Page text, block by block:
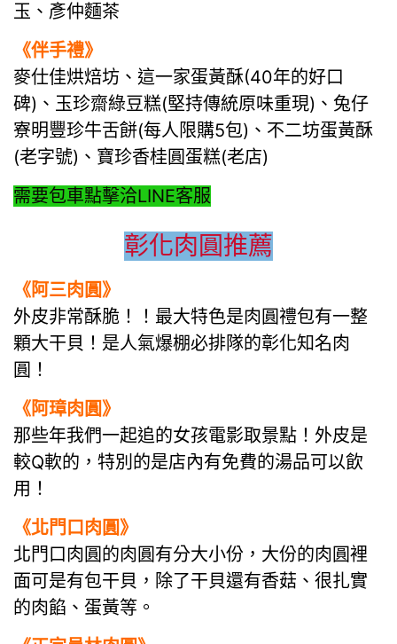
玉、彥仲麵茶
《伴手禮》
麥仕佳烘焙坊、這一家蛋黃酥(40年的好口
碑)、玉珍齋綠豆糕(堅持傳統原味重現)、兔仔
寮明豐珍牛舌餅(每人限購5包)、不二坊蛋黃酥
(老字號)、寶珍香桂圓蛋糕(老店)
需要包車點擊洽LINE客服
彰化肉圓推薦
《阿三肉圓》
外皮非常酥脆！！最大特色是肉圓禮包有一整
顆大干貝！是人氣爆棚必排隊的彰化知名肉
圓！
《阿璋肉圓》
那些年我們一起追的女孩電影取景點！外皮是
較Q軟的，特別的是店內有免費的湯品可以飲
用！
《北門口肉圓》
北門口肉圓的肉圓有分大小份，大份的肉圓裡
面可是有包干貝，除了干貝還有香菇、很扎實
的肉餡、蛋黃等。